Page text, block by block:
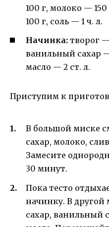
100 г, молоко —
100 г, соль — 1 ч. л.
Начинка: творог
ванильный сахар —
масло — 2 ст. л.
Приступим к
В большой миске
сахар, молоко,
Замесите
30 минут.
Пока тесто
начинку. В другой
сахар, ванильный